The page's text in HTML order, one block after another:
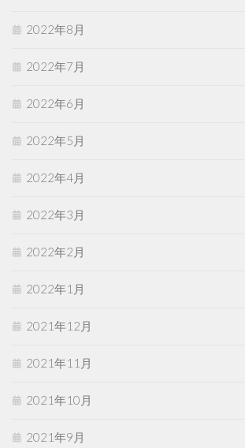
2022年8月
2022年7月
2022年6月
2022年5月
2022年4月
2022年3月
2022年2月
2022年1月
2021年12月
2021年11月
2021年10月
2021年9月